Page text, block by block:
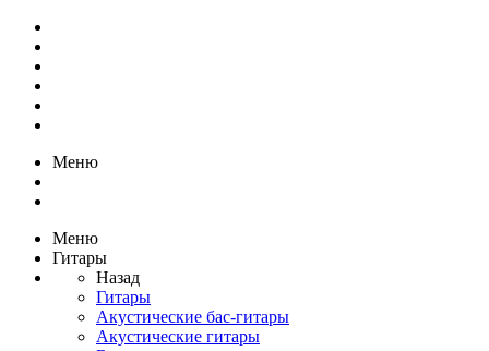
Меню
Меню
Гитары
Назад
Гитары
Акустические бас-гитары
Акустические гитары